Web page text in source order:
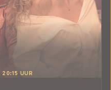
UUR